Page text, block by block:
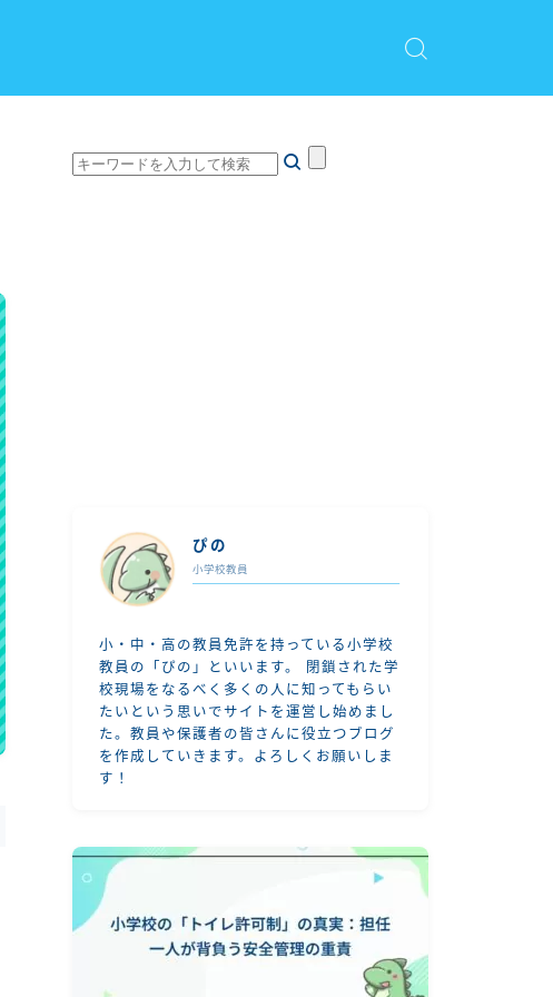
ぴの
小学校教員
小・中・高の教員免許を持っている小学校
教員の「ぴの」といいます。 閉鎖された学
校現場をなるべく多くの人に知ってもらい
たいという思いでサイトを運営し始めまし
た。教員や保護者の皆さんに役立つブログ
を作成していきます。よろしくお願いしま
す！